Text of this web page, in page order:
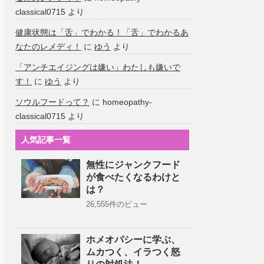
classical0715 より
健康状態は「舌」でわかる！「舌」でわかるあ
なたのレメディ！
に ゆう より
「アンチエイジングは嫌い」わたしも嫌いで
す！
に ゆう より
ソウルフードって？ に homeopathy-
classical0715 より
人気記事一覧
無性にジャンクフード
が食べたくなるわけと
は？
26,555件のビュー
ホメオパシーに学ぶ、
ムカつく、イラつく怒